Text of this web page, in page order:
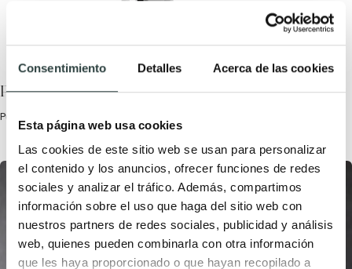
Consentimiento Detalles Acerca de las cookies
Esta página web usa cookies
Las cookies de este sitio web se usan para personalizar
el contenido y los anuncios, ofrecer funciones de redes
sociales y analizar el tráfico. Además, compartimos
información sobre el uso que haga del sitio web con
nuestros partners de redes sociales, publicidad y análisis
web, quienes pueden combinarla con otra información
que les haya proporcionado o que hayan recopilado a
Precios de grifería de baño
Publicada el 13 Noviembre, 2023 por TODOMUEBLES.